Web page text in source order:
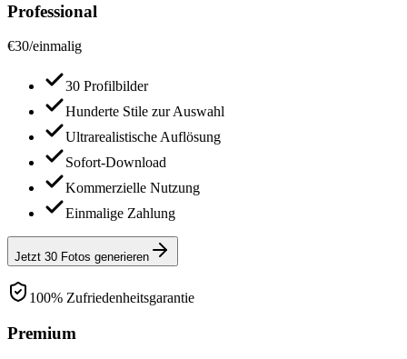
Professional
€30/einmalig
30 Profilbilder
Hunderte Stile zur Auswahl
Ultrarealistische Auflösung
Sofort-Download
Kommerzielle Nutzung
Einmalige Zahlung
Jetzt 30 Fotos generieren
100% Zufriedenheitsgarantie
Premium